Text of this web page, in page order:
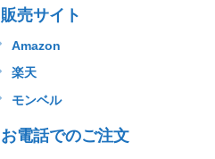
販売サイト
Amazon
楽天
モンベル
お電話でのご注文